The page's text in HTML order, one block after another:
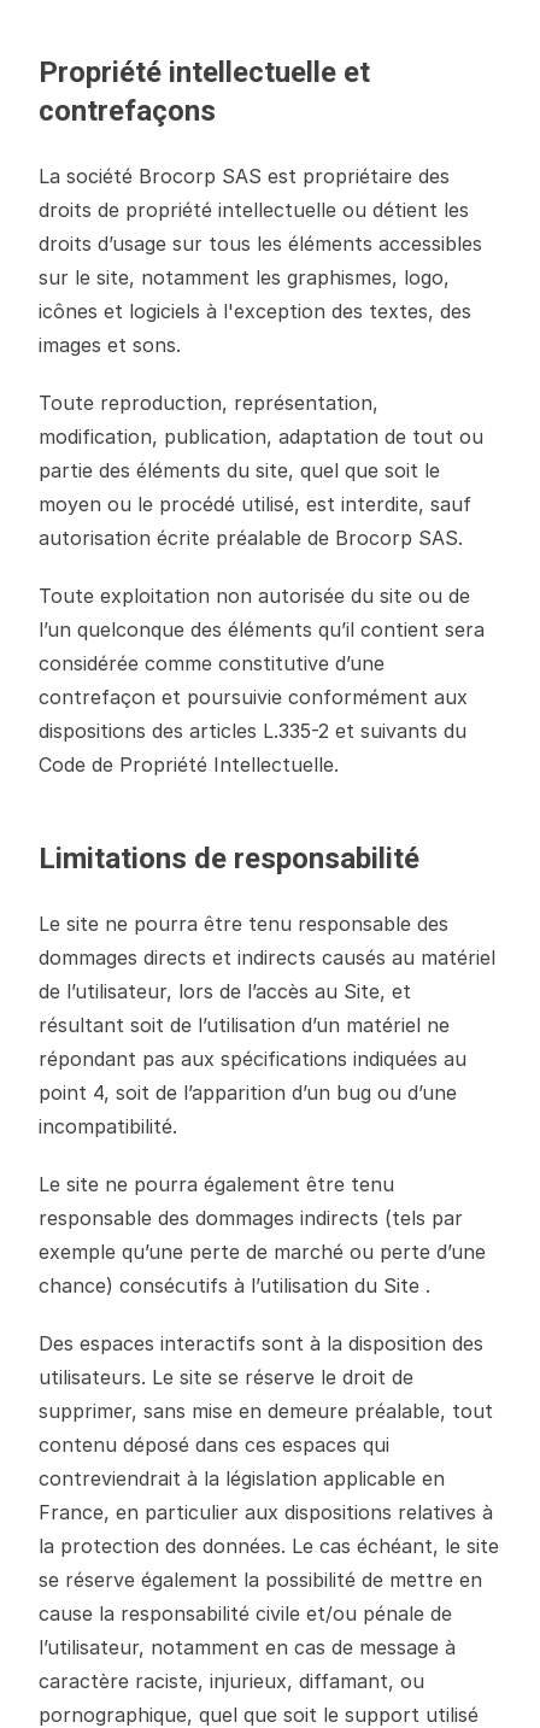
Propriété intellectuelle et
contrefaçons
La société Brocorp SAS est propriétaire des
droits de propriété intellectuelle ou détient les
droits d’usage sur tous les éléments accessibles
sur le site, notamment les graphismes, logo,
icônes et logiciels à l'exception des textes, des
images et sons.
Toute reproduction, représentation,
modification, publication, adaptation de tout ou
partie des éléments du site, quel que soit le
moyen ou le procédé utilisé, est interdite, sauf
autorisation écrite préalable de Brocorp SAS.
Toute exploitation non autorisée du site ou de
l’un quelconque des éléments qu’il contient sera
considérée comme constitutive d’une
contrefaçon et poursuivie conformément aux
dispositions des articles L.335-2 et suivants du
Code de Propriété Intellectuelle.
Limitations de responsabilité
Le site ne pourra être tenu responsable des
dommages directs et indirects causés au matériel
de l’utilisateur, lors de l’accès au Site, et
résultant soit de l’utilisation d’un matériel ne
répondant pas aux spécifications indiquées au
point 4, soit de l’apparition d’un bug ou d’une
incompatibilité.
Le site ne pourra également être tenu
responsable des dommages indirects (tels par
exemple qu’une perte de marché ou perte d’une
chance) consécutifs à l’utilisation du Site .
Des espaces interactifs sont à la disposition des
utilisateurs. Le site se réserve le droit de
supprimer, sans mise en demeure préalable, tout
contenu déposé dans ces espaces qui
contreviendrait à la législation applicable en
France, en particulier aux dispositions relatives à
la protection des données. Le cas échéant, le site
se réserve également la possibilité de mettre en
cause la responsabilité civile et/ou pénale de
l’utilisateur, notamment en cas de message à
caractère raciste, injurieux, diffamant, ou
pornographique, quel que soit le support utilisé